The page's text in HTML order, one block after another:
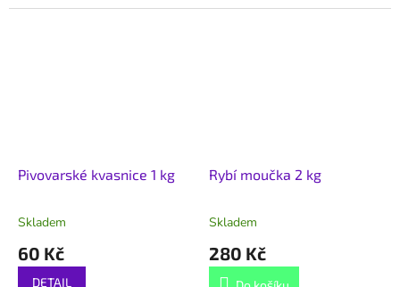
Pivovarské kvasnice 1 kg
Skladem
60 Kč
DETAIL
Rybí moučka 2 kg
Skladem
280 Kč